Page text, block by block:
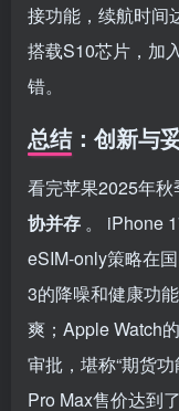
接功能，续航时间
搭载S10芯片，加
错。
总结：创新与
看完苹果2025年秋
协并存 。 iPhone
eSIM-only策略在
3的降噪和健康功
爽；Apple Watch
审批，堪称“期货
Pro Max售价达到